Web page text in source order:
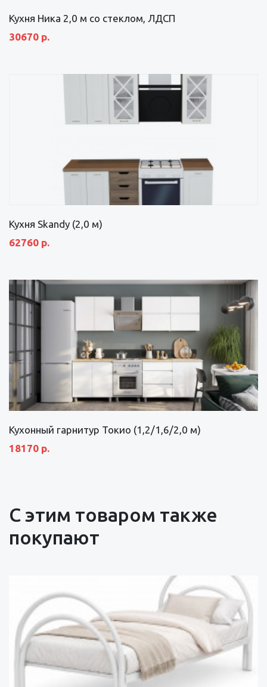
Кухня Ника 2,0 м со стеклом, ЛДСП
30670 р.
Кухня Skandy (2,0 м)
62760 р.
Кухонный гарнитур Токио (1,2/1,6/2,0 м)
18170 р.
С этим товаром также
покупают